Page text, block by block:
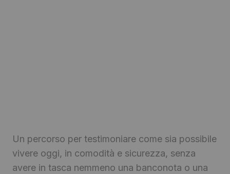
Un percorso per testimoniare come sia possibile
vivere oggi, in comodità e sicurezza, senza
avere in tasca nemmeno una banconota o una